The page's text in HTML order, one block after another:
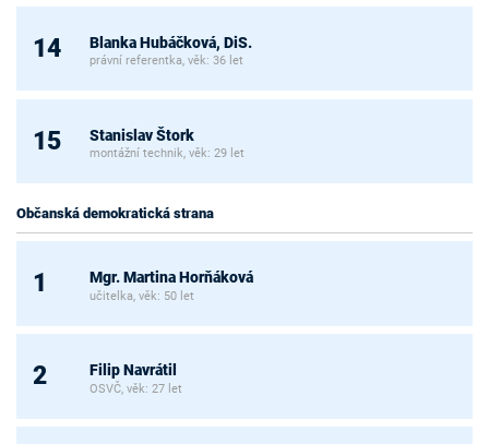
14 Blanka Hubáčková, DiS.
právní referentka, věk: 36 let
15 Stanislav Štork
montážní technik, věk: 29 let
Občanská demokratická strana
1 Mgr. Martina Horňáková
učitelka, věk: 50 let
2 Filip Navrátil
OSVČ, věk: 27 let